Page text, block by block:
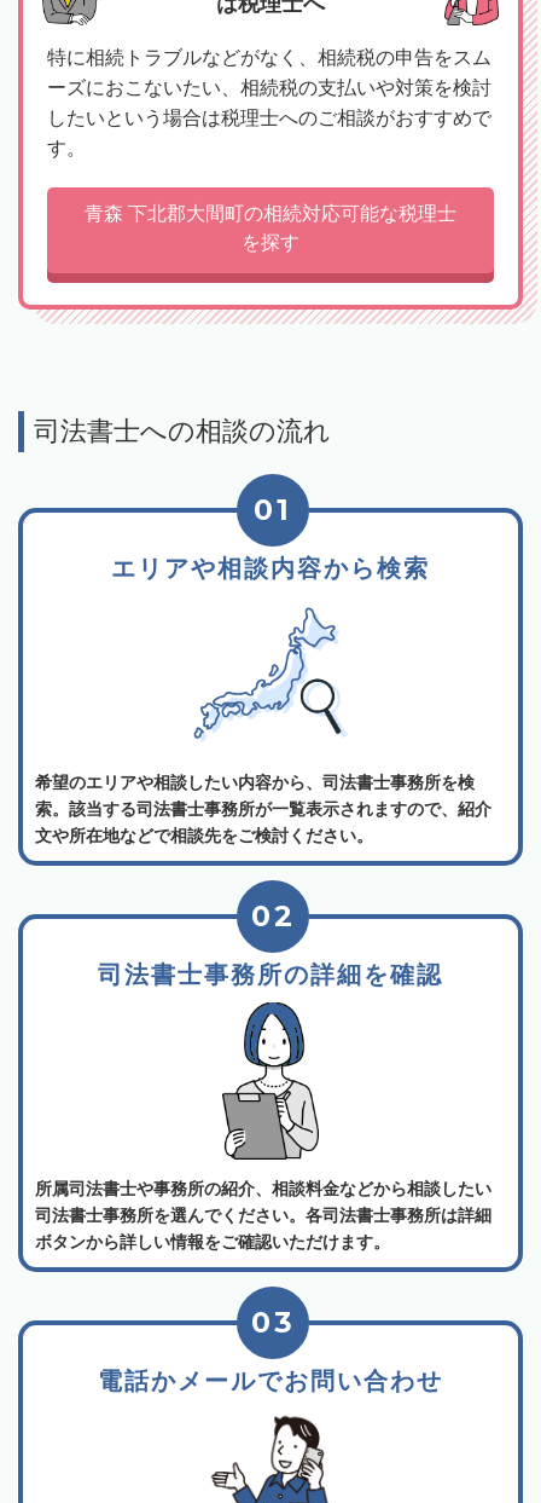
特に相続トラブルなどがなく、相続税の申告をスム
ーズにおこないたい、相続税の支払いや対策を検討
したいという場合は税理士へのご相談がおすすめで
す。
青森 下北郡大間町の相続対応可能な税理士
を探す
司法書士への相談の流れ
エリアや相談内容から検索
01
希望のエリアや相談したい内容から、司法書士事務所を検
索。該当する司法書士事務所が一覧表示されますので、紹介
文や所在地などで相談先をご検討ください。
司法書士事務所の詳細を確認
02
所属司法書士や事務所の紹介、相談料金などから相談したい
司法書士事務所を選んでください。各司法書士事務所は詳細
ボタンから詳しい情報をご確認いただけます。
電話かメールでお問い合わせ
03